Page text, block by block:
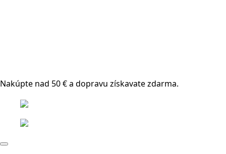
Nakúpte nad 50 € a dopravu získavate zdarma.